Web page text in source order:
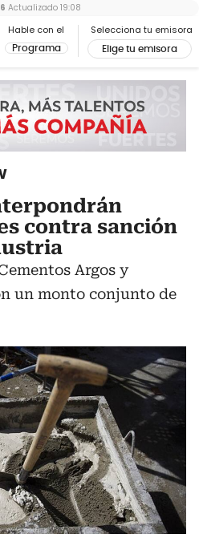
Hable con el
Programa
Selecciona tu emisora
Elige tu emisora
Actualizado 19:08
contra sanción
Argos y
un monto conjunto de